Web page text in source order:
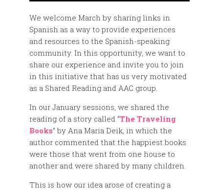
We welcome March by sharing links in
Spanish as a way to provide experiences
and resources to the Spanish-speaking
community. In this opportunity, we want to
share our experience and invite you to join
in this initiative that has us very motivated
as a Shared Reading and AAC group.
In our January sessions, we shared the
reading of a story called “The Traveling
Books” by Ana Maria Deik, in which the
author commented that the happiest books
were those that went from one house to
another and were shared by many children.
This is how our idea arose of creating a